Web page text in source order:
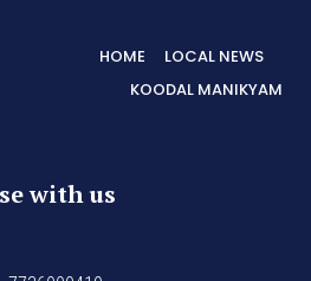
HOME
LOCAL NEWS
KOODAL MANIKYAM
with us